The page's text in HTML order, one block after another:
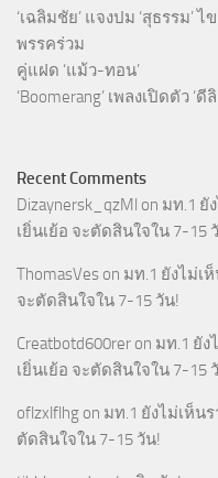
‘เฉลิมชัย’ แจงปม ‘สุธรรม’
พรรคร่วม
คู่แฝด ‘แม้ว-ทอน’
‘Boomerang’ เพลงเปิดตัว ‘
Recent Comments
Dizaynersk_qzMl on มท.1 ยั
เยิ่นเย้อ จะตัดสินใจใน 7-15
ThomasVes on มท.1 ยังไม่เ
จะตัดสินใจใน 7-15 วัน!
Creatbotd600rer on มท.1 ยัง
เยิ่นเย้อ จะตัดสินใจใน 7-15
oflzxlflhg on มท.1 ยังไม่เห็น
ตัดสินใจใน 7-15 วัน!